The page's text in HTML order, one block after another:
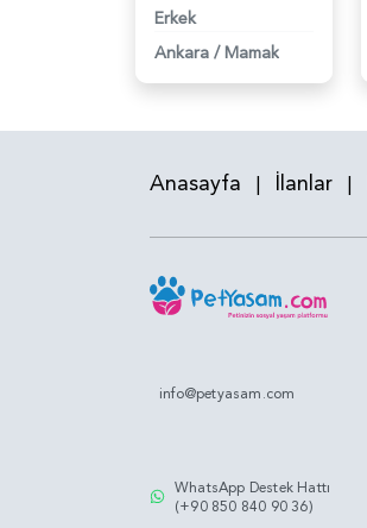
Erkek
Ankara / Mamak
Anasayfa | İlanlar |
info@petyasam.com
WhatsApp Destek Hattı
(+90 850 840 90 36)